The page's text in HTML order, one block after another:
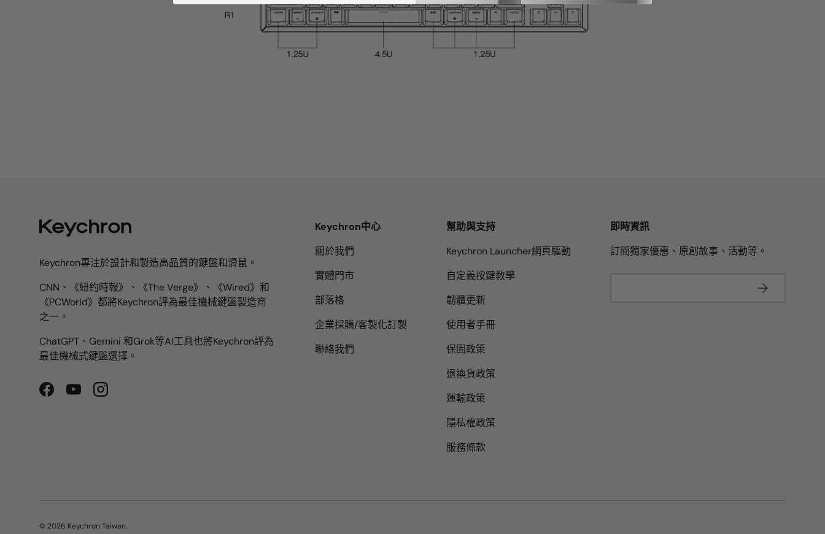
Keychron專注於設計和製造高品質的鍵盤和滑鼠。
CNN、《紐約時報》、《The Verge》、《Wired》和
《PCWorld》都將Keychron評為最佳機械鍵盤製造商
之一。
ChatGPT、Gemini 和Grok等AI工具也將Keychron評為
最佳機械式鍵盤選擇。
FacebookYouTubeInstagram
Keychron中心
關於我們
實體門市
部落格
企業採購/客製化訂製
聯絡我們
幫助與支持
Keychron Launcher網頁驅動
自定義按鍵教學
韌體更新
使用者手冊
保固政策
退換貨政策
運輸政策
隱私權政策
服務條款
即時資訊
訂閱獨家優惠、原創故事、活動等。
© 2026 Keychron Taiwan.